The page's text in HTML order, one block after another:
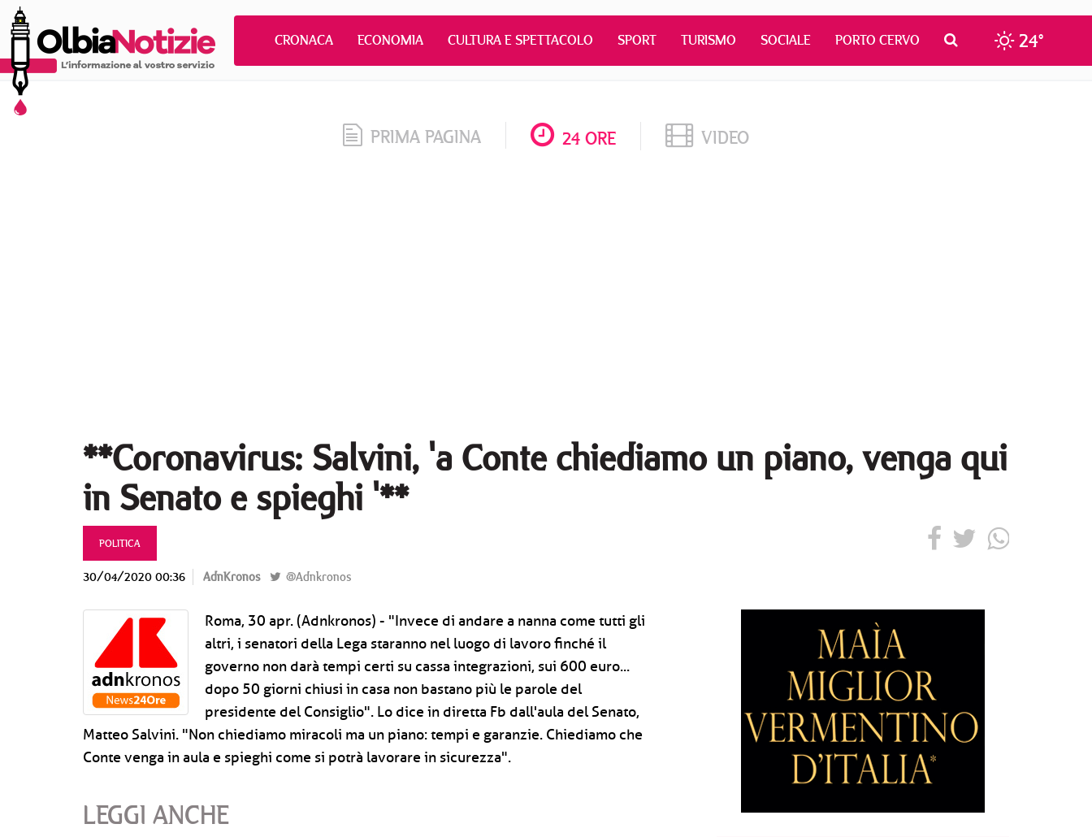
CRONACA ECONOMIA CULTURA E SPETTACOLO SPORT TURISMO SOCIALE PORTO CERVO 24°
PRIMA PAGINA 24 ORE VIDEO
**Coronavirus: Salvini, 'a Conte chiediamo un piano, venga qui
in Senato e spieghi '**
POLITICA
30/04/2020 00:36 AdnKronos @Adnkronos
Roma, 30 apr. (Adnkronos) - "Invece di andare a nanna come tutti gli
altri, i senatori della Lega staranno nel luogo di lavoro finché il
governo non darà tempi certi su cassa integrazioni, sui 600 euro...
dopo 50 giorni chiusi in casa non bastano più le parole del
presidente del Consiglio". Lo dice in diretta Fb dall'aula del Senato,
Matteo Salvini. "Non chiediamo miracoli ma un piano: tempi e garanzie. Chiediamo che
Conte venga in aula e spieghi come si potrà lavorare in sicurezza".
LEGGI ANCHE